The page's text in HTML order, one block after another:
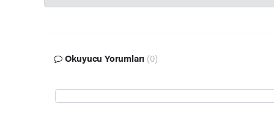
Okuyucu Yorumları (0)